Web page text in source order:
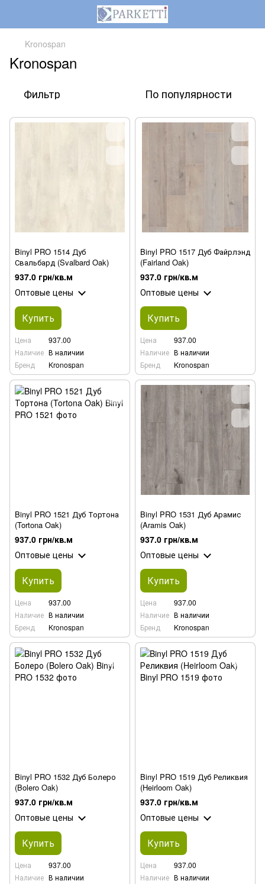
Kronospan
Kronospan
Фильтр По популярности
Binyl PRO 1514 Дуб
Свальбард (Svalbard Oak)
937.0 грн/кв.м
Оптовые цены
Купить
Цена
937.00
Наличие В наличии
Бренд
Kronospan
Binyl PRO 1517 Дуб Файрлэнд
(Fairland Oak)
937.0 грн/кв.м
Оптовые цены
Купить
Цена
937.00
Наличие В наличии
Бренд
Kronospan
Binyl PRO 1521 Дуб Тортона
(Tortona Oak)
937.0 грн/кв.м
Оптовые цены
Купить
Цена
937.00
Наличие В наличии
Бренд
Kronospan
Binyl PRO 1531 Дуб Арамис
(Aramis Oak)
937.0 грн/кв.м
Оптовые цены
Купить
Цена
937.00
Наличие В наличии
Бренд
Kronospan
Binyl PRO 1532 Дуб Болеро
(Bolero Oak)
937.0 грн/кв.м
Оптовые цены
Купить
Цена
937.00
Наличие В наличии
Binyl PRO 1519 Дуб Реликвия
(Heirloom Oak)
937.0 грн/кв.м
Оптовые цены
Купить
Цена
937.00
Наличие В наличии